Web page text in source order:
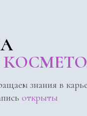
знания в
открыты